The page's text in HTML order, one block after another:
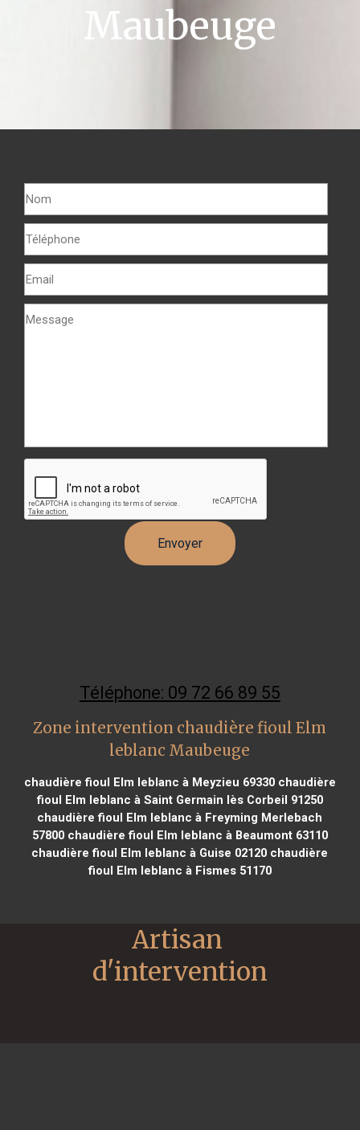
Maubeuge
Téléphone: 09 72 66 89 55
Zone intervention chaudière fioul Elm
leblanc Maubeuge
chaudière fioul Elm leblanc à Meyzieu 69330chaudière
fioul Elm leblanc à Saint Germain lès Corbeil 91250
chaudière fioul Elm leblanc à Freyming Merlebach
57800chaudière fioul Elm leblanc à Beaumont 63110
chaudière fioul Elm leblanc à Guise 02120 chaudière
fioul Elm leblanc à Fismes 51170
Artisan
d'intervention